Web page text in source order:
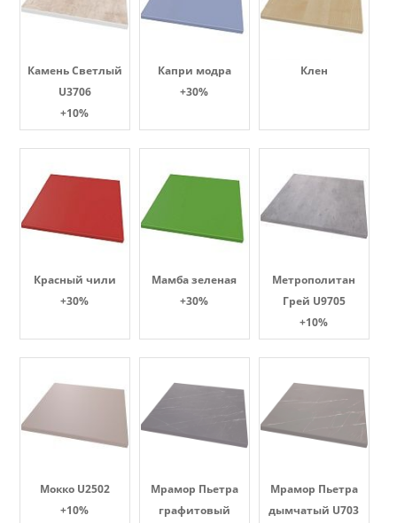
Камень Светлый
U3706
+10%
Капри модра
+30%
Клен
Красный чили
+30%
Мамба зеленая
+30%
Метрополитан
Грей U9705
+10%
Мокко U2502
+10%
Мрамор Пьетра
графитовый
Мрамор Пьетра
дымчатый U703